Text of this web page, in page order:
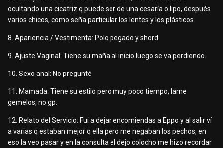
ocultando una cicatriz q puede ser de una cesaría o lipo, después
varios chicos, como seña particular los lentes y los plásticos.
8. Apariencia / Vestimenta: Polo pegado y shord
9. Ajuste Vaginal: Tiene su maña al inicio luego se va perdiendo.
10. Sexo anal: No pregunté
11. Mamada: Tiene su estilo pero muy poco tiempo, lame
gemelos, no gp.
12. Relato del Servicio: Fui a dejar encomiendas a Eppo y al salir ví
a varias q estaban mejor q ella pero me negaban los pechos, en
eso la veo pasar y en la consulta el dejo colocho me hizo recordar